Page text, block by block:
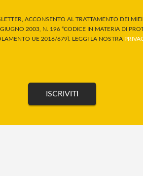
ACCONSENTO AL TRATTAMENTO DEI
2003, N. 196 “CODICE IN MATERIA DI
UE 2016/679). LEGGI LA NOSTRA